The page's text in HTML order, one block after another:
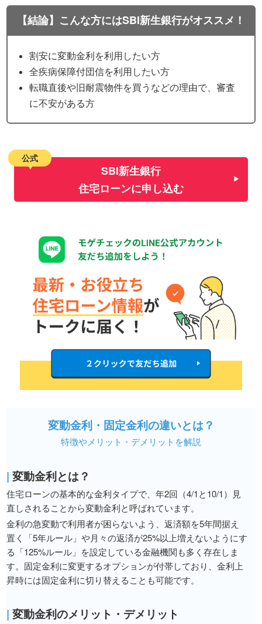
【結論】こんな方にはSBI新生銀行がオススメ！
割安に変動金利を利用したい方
全疾病保障付団信を利用したい方
転職直後や旧耐震物件を買うなどの理由で、審査
に不安がある方
公式
SBI新生銀行
住宅ローンに申し込む
変動金利・固定金利の違いとは？
特徴やメリット・デメリットを解説
| 変動金利とは？
住宅ローンの基本的な金利タイプで、年2回（4/1と10/1）見
直しされることから変動金利と呼ばれています。
金利の急変動で利用者が困らないよう、返済額を5年間据え
置く「5年ルール」や月々の返済が25%以上増えないようにす
る「125%ルール」を設定している金融機関も多く存在しま
す。固定金利に変更するオプションが付帯しており、金利上
昇時には固定金利に切り替えることも可能です。
| 変動金利のメリット・デメリット